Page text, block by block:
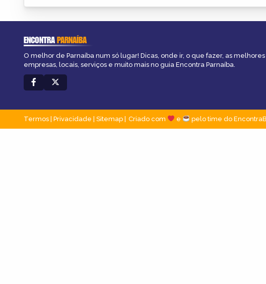
ENCONTRAPARNAÍBA
O melhor de Parnaíba num só lugar! Dicas, onde ir, o que fazer, as melhores
empresas, locais, serviços e muito mais no guia Encontra Parnaíba.
Termos Privacidade Sitemap Criado com e pelo time do